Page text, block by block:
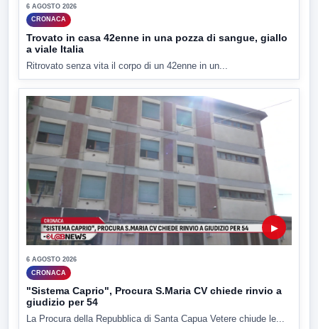
6 AGOSTO 2026
CRONACA
Trovato in casa 42enne in una pozza di sangue, giallo
a viale Italia
Ritrovato senza vita il corpo di un 42enne in un...
▶
6 AGOSTO 2026
CRONACA
"Sistema Caprio", Procura S.Maria CV chiede rinvio a
giudizio per 54
La Procura della Repubblica di Santa Capua Vetere chiude le...